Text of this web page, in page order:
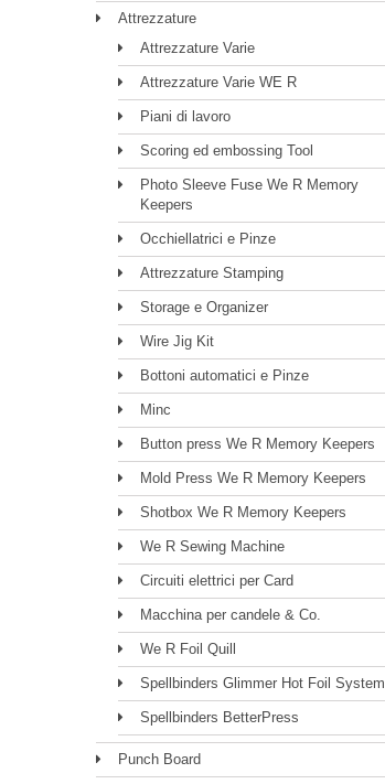
Attrezzature
Attrezzature Varie
Attrezzature Varie WE R
Piani di lavoro
Scoring ed embossing Tool
Photo Sleeve Fuse We R Memory
Keepers
Occhiellatrici e Pinze
Attrezzature Stamping
Storage e Organizer
Wire Jig Kit
Bottoni automatici e Pinze
Minc
Button press We R Memory Keepers
Mold Press We R Memory Keepers
Shotbox We R Memory Keepers
We R Sewing Machine
Circuiti elettrici per Card
Macchina per candele & Co.
We R Foil Quill
Spellbinders Glimmer Hot Foil System
Spellbinders BetterPress
Punch Board